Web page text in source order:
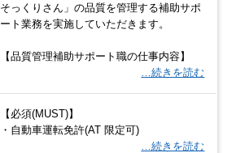
そっくりさん」の品質を管理する補助サポ
ート業務を実施していただきます。
【品質管理補助サポート職の仕事内容】
…続きを読む
【必須(MUST)】
・自動車運転免許(AT 限定可)
…続きを読む